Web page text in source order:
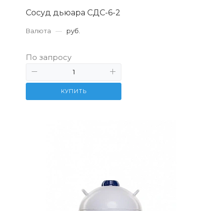
Сосуд дьюара СДС-6-2
Валюта — руб.
По запросу
КУПИТЬ